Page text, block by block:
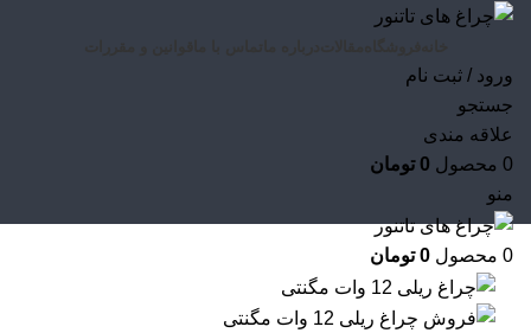
ورود / ثبت نام
جستجو
علاقه مندی
0 محصول 0 تومان
منو
0 محصول 0 تومان